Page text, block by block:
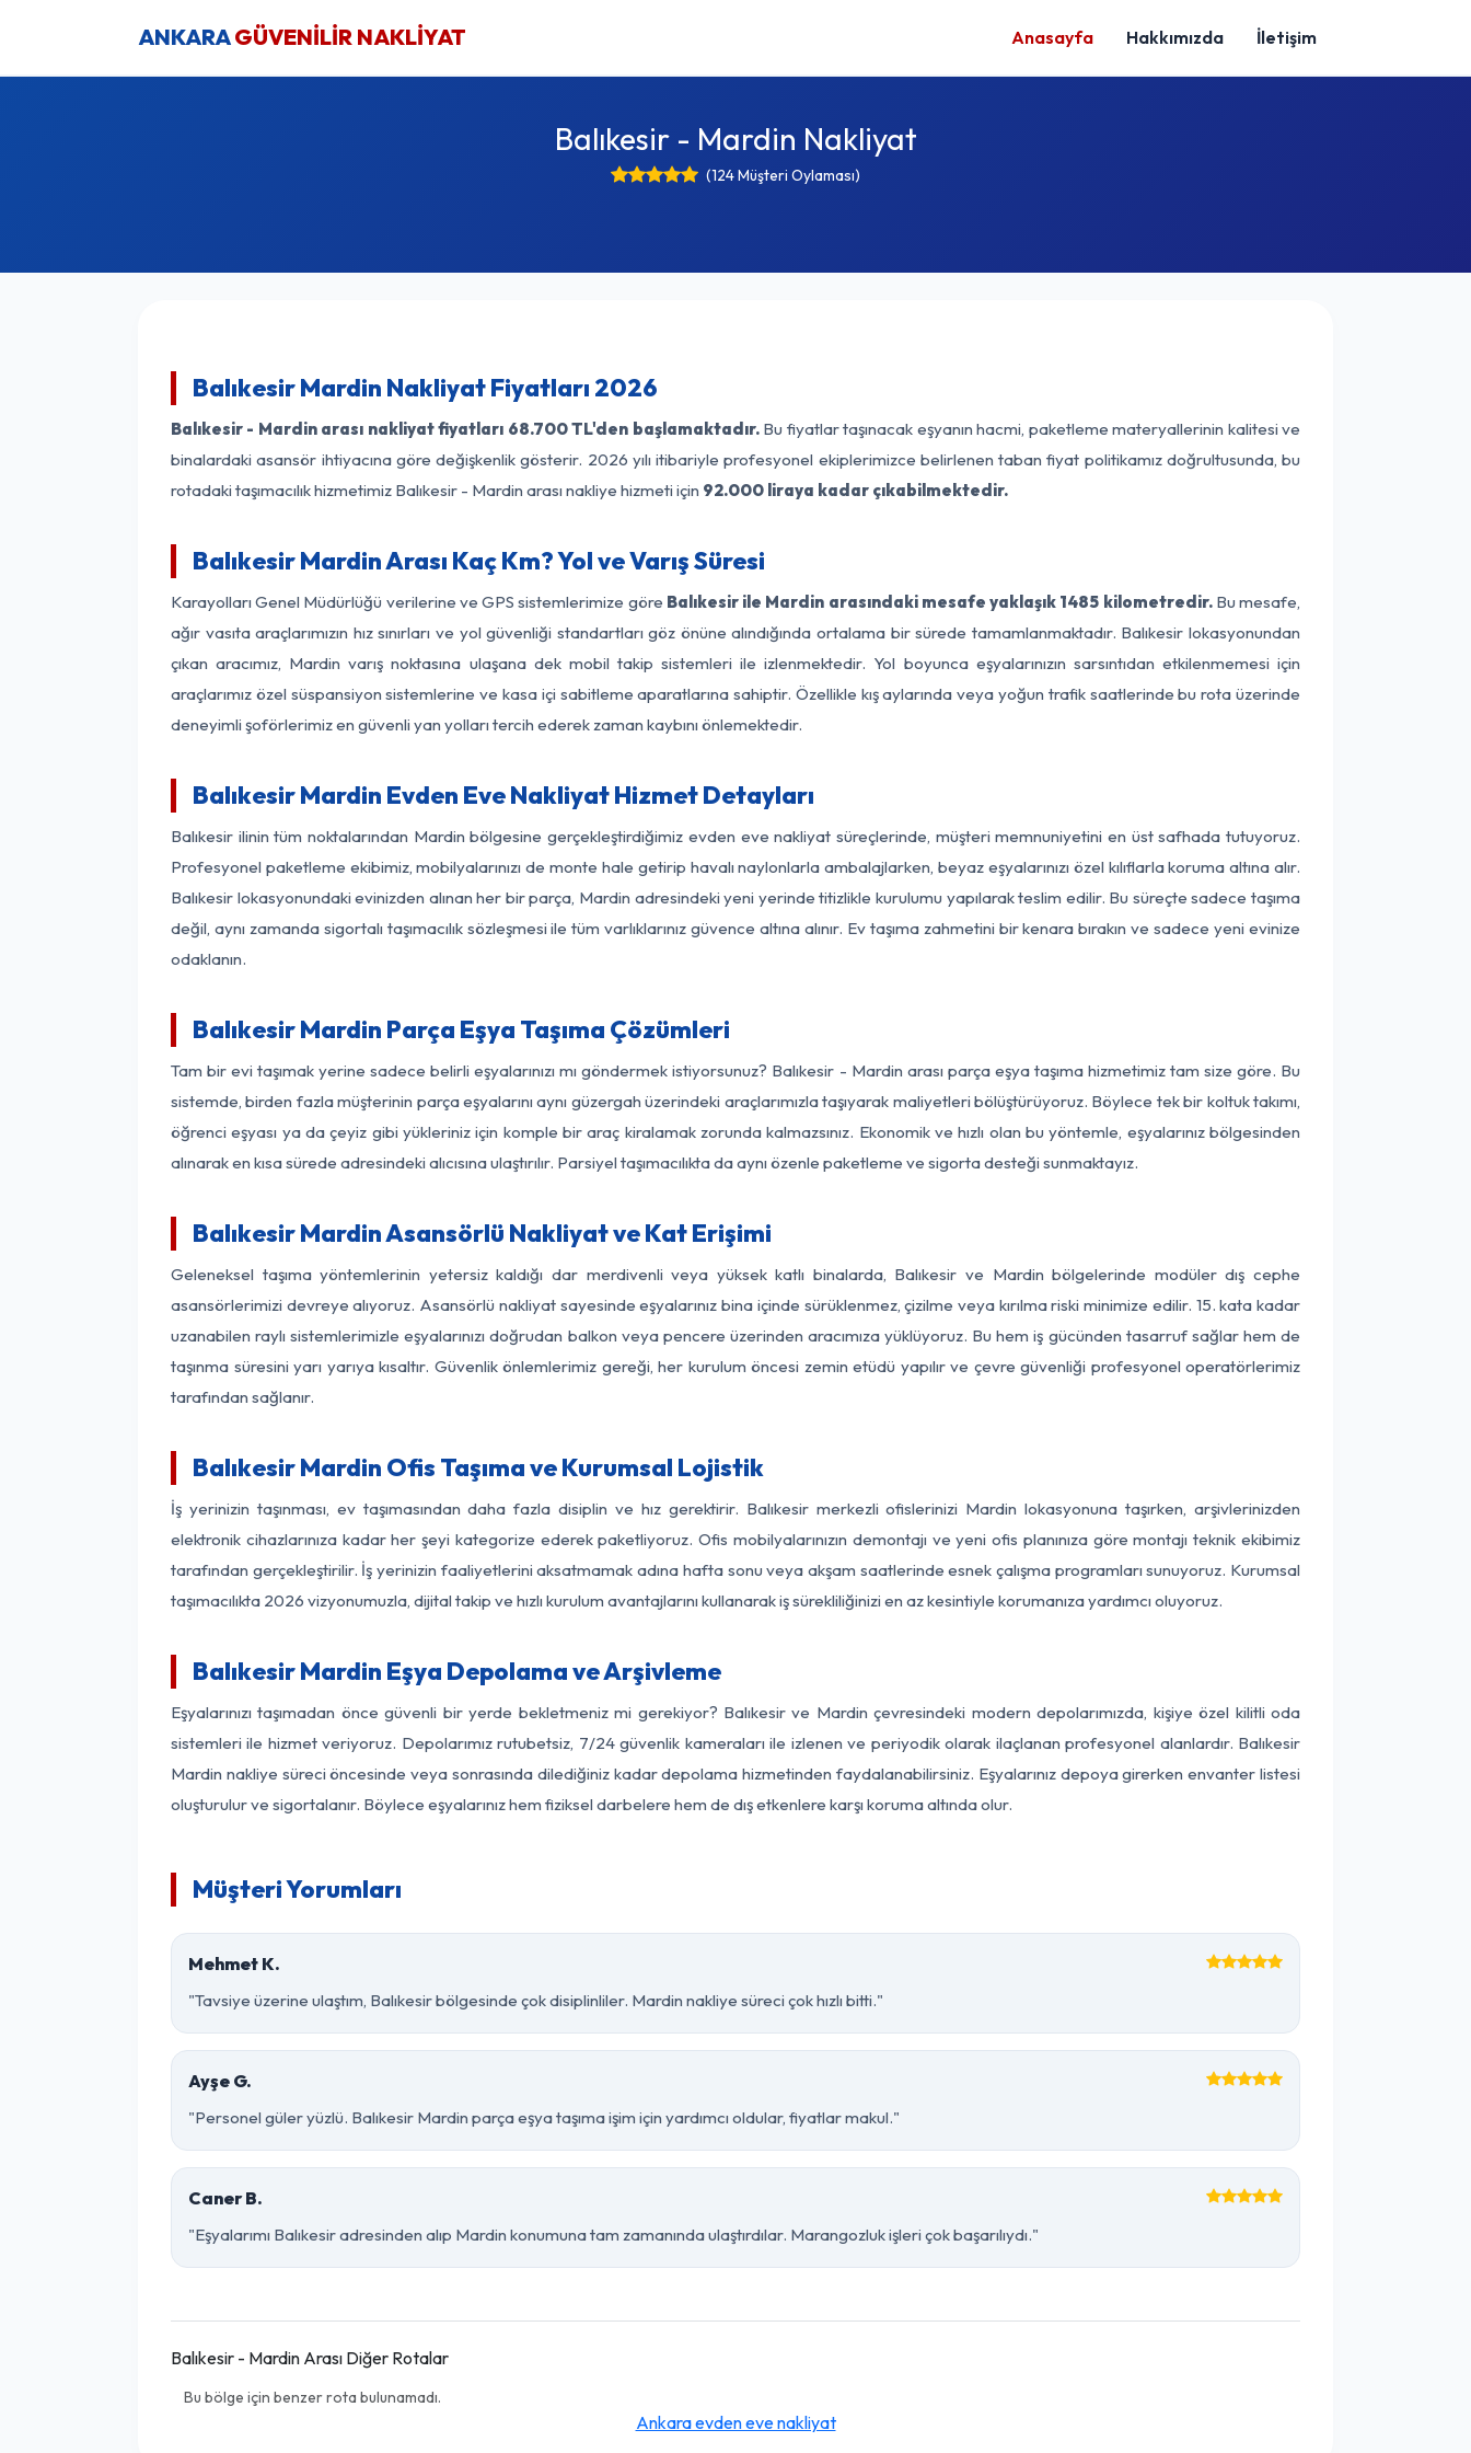
ANKARAGÜVENİLİR NAKLİYAT Anasayfa Hakkımızda İletişim
Balıkesir - Mardin Nakliyat
(124 Müşteri Oylaması)
Balıkesir Mardin Nakliyat Fiyatları 2026
Balıkesir - Mardin arası nakliyat fiyatları 68.700 TL'den başlamaktadır.Bu fiyatlar taşınacak eşyanın hacmi, paketleme materyallerinin kalitesi ve
binalardaki asansör ihtiyacına göre değişkenlik gösterir. 2026 yılı itibariyle profesyonel ekiplerimizce belirlenen taban fiyat politikamız doğrultusunda, bu
rotadaki taşımacılık hizmetimiz Balıkesir - Mardin arası nakliye hizmeti için 92.000 liraya kadar çıkabilmektedir.
Balıkesir Mardin Arası Kaç Km? Yol ve Varış Süresi
Karayolları Genel Müdürlüğü verilerine ve GPS sistemlerimize göre Balıkesir ile Mardin arasındaki mesafe yaklaşık 1485 kilometredir.Bu mesafe,
ağır vasıta araçlarımızın hız sınırları ve yol güvenliği standartları göz önüne alındığında ortalama bir sürede tamamlanmaktadır. Balıkesir lokasyonundan
çıkan aracımız, Mardin varış noktasına ulaşana dek mobil takip sistemleri ile izlenmektedir. Yol boyunca eşyalarınızın sarsıntıdan etkilenmemesi için
araçlarımız özel süspansiyon sistemlerine ve kasa içi sabitleme aparatlarına sahiptir. Özellikle kış aylarında veya yoğun trafik saatlerinde bu rota üzerinde
deneyimli şoförlerimiz en güvenli yan yolları tercih ederek zaman kaybını önlemektedir.
Balıkesir Mardin Evden Eve Nakliyat Hizmet Detayları
Balıkesir ilinin tüm noktalarından Mardin bölgesine gerçekleştirdiğimiz evden eve nakliyat süreçlerinde, müşteri memnuniyetini en üst safhada tutuyoruz.
Profesyonel paketleme ekibimiz, mobilyalarınızı de monte hale getirip havalı naylonlarla ambalajlarken, beyaz eşyalarınızı özel kılıflarla koruma altına alır.
Balıkesir lokasyonundaki evinizden alınan her bir parça, Mardin adresindeki yeni yerinde titizlikle kurulumu yapılarak teslim edilir. Bu süreçte sadece taşıma
değil, aynı zamanda sigortalı taşımacılık sözleşmesi ile tüm varlıklarınız güvence altına alınır. Ev taşıma zahmetini bir kenara bırakın ve sadece yeni evinize
odaklanın.
Balıkesir Mardin Parça Eşya Taşıma Çözümleri
Tam bir evi taşımak yerine sadece belirli eşyalarınızı mı göndermek istiyorsunuz? Balıkesir - Mardin arası parça eşya taşıma hizmetimiz tam size göre. Bu
sistemde, birden fazla müşterinin parça eşyalarını aynı güzergah üzerindeki araçlarımızla taşıyarak maliyetleri bölüştürüyoruz. Böylece tek bir koltuk takımı,
öğrenci eşyası ya da çeyiz gibi yükleriniz için komple bir araç kiralamak zorunda kalmazsınız. Ekonomik ve hızlı olan bu yöntemle, eşyalarınız bölgesinden
alınarak en kısa sürede adresindeki alıcısına ulaştırılır. Parsiyel taşımacılıkta da aynı özenle paketleme ve sigorta desteği sunmaktayız.
Balıkesir Mardin Asansörlü Nakliyat ve Kat Erişimi
Geleneksel taşıma yöntemlerinin yetersiz kaldığı dar merdivenli veya yüksek katlı binalarda, Balıkesir ve Mardin bölgelerinde modüler dış cephe
asansörlerimizi devreye alıyoruz. Asansörlü nakliyat sayesinde eşyalarınız bina içinde sürüklenmez, çizilme veya kırılma riski minimize edilir. 15. kata kadar
uzanabilen raylı sistemlerimizle eşyalarınızı doğrudan balkon veya pencere üzerinden aracımıza yüklüyoruz. Bu hem iş gücünden tasarruf sağlar hem de
taşınma süresini yarı yarıya kısaltır. Güvenlik önlemlerimiz gereği, her kurulum öncesi zemin etüdü yapılır ve çevre güvenliği profesyonel operatörlerimiz
tarafından sağlanır.
Balıkesir Mardin Ofis Taşıma ve Kurumsal Lojistik
İş yerinizin taşınması, ev taşımasından daha fazla disiplin ve hız gerektirir. Balıkesir merkezli ofislerinizi Mardin lokasyonuna taşırken, arşivlerinizden
elektronik cihazlarınıza kadar her şeyi kategorize ederek paketliyoruz. Ofis mobilyalarınızın demontajı ve yeni ofis planınıza göre montajı teknik ekibimiz
tarafından gerçekleştirilir. İş yerinizin faaliyetlerini aksatmamak adına hafta sonu veya akşam saatlerinde esnek çalışma programları sunuyoruz. Kurumsal
taşımacılıkta 2026 vizyonumuzla, dijital takip ve hızlı kurulum avantajlarını kullanarak iş sürekliliğinizi en az kesintiyle korumanıza yardımcı oluyoruz.
Balıkesir Mardin Eşya Depolama ve Arşivleme
Eşyalarınızı taşımadan önce güvenli bir yerde bekletmeniz mi gerekiyor? Balıkesir ve Mardin çevresindeki modern depolarımızda, kişiye özel kilitli oda
sistemleri ile hizmet veriyoruz. Depolarımız rutubetsiz, 7/24 güvenlik kameraları ile izlenen ve periyodik olarak ilaçlanan profesyonel alanlardır. Balıkesir
Mardin nakliye süreci öncesinde veya sonrasında dilediğiniz kadar depolama hizmetinden faydalanabilirsiniz. Eşyalarınız depoya girerken envanter listesi
oluşturulur ve sigortalanır. Böylece eşyalarınız hem fiziksel darbelere hem de dış etkenlere karşı koruma altında olur.
Müşteri Yorumları
Mehmet K.
"Tavsiye üzerine ulaştım, Balıkesir bölgesinde çok disiplinliler. Mardin nakliye süreci çok hızlı bitti."
Ayşe G.
"Personel güler yüzlü. Balıkesir Mardin parça eşya taşıma işim için yardımcı oldular, fiyatlar makul."
Caner B.
"Eşyalarımı Balıkesir adresinden alıp Mardin konumuna tam zamanında ulaştırdılar. Marangozluk işleri çok başarılıydı."
Balıkesir - Mardin Arası Diğer Rotalar
Bu bölge için benzer rota bulunamadı.
Ankara evden eve nakliyat